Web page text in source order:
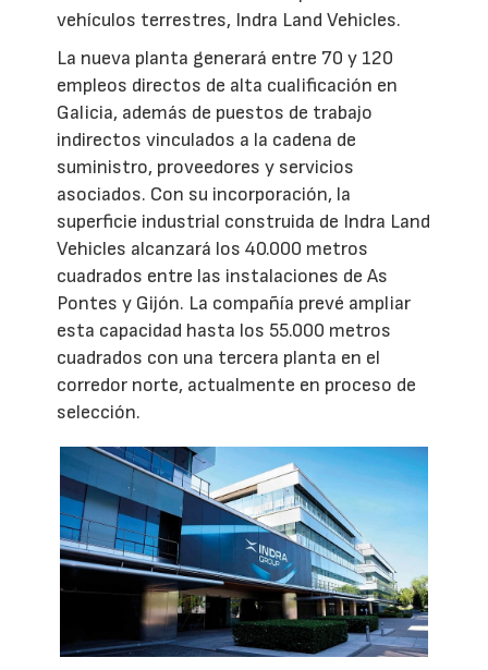
vehículos terrestres, Indra Land Vehicles.
La nueva planta generará entre 70 y 120
empleos directos de alta cualificación en
Galicia, además de puestos de trabajo
indirectos vinculados a la cadena de
suministro, proveedores y servicios
asociados. Con su incorporación, la
superficie industrial construida de Indra Land
Vehicles alcanzará los 40.000 metros
cuadrados entre las instalaciones de As
Pontes y Gijón. La compañía prevé ampliar
esta capacidad hasta los 55.000 metros
cuadrados con una tercera planta en el
corredor norte, actualmente en proceso de
selección.